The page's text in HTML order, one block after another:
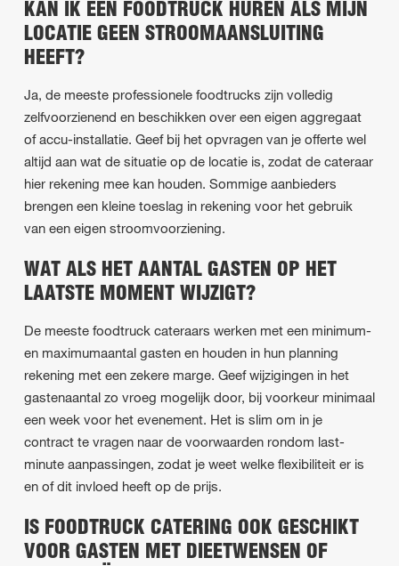
KAN IK EEN FOODTRUCK HUREN ALS MIJN
LOCATIE GEEN STROOMAANSLUITING
HEEFT?
Ja, de meeste professionele foodtrucks zijn volledig
zelfvoorzienend en beschikken over een eigen aggregaat
of accu-installatie. Geef bij het opvragen van je offerte wel
altijd aan wat de situatie op de locatie is, zodat de cateraar
hier rekening mee kan houden. Sommige aanbieders
brengen een kleine toeslag in rekening voor het gebruik
van een eigen stroomvoorziening.
WAT ALS HET AANTAL GASTEN OP HET
LAATSTE MOMENT WIJZIGT?
De meeste foodtruck cateraars werken met een minimum-
en maximumaantal gasten en houden in hun planning
rekening met een zekere marge. Geef wijzigingen in het
gastenaantal zo vroeg mogelijk door, bij voorkeur minimaal
een week voor het evenement. Het is slim om in je
contract te vragen naar de voorwaarden rondom last-
minute aanpassingen, zodat je weet welke flexibiliteit er is
en of dit invloed heeft op de prijs.
IS FOODTRUCK CATERING OOK GESCHIKT
VOOR GASTEN MET DIEETWENSEN OF